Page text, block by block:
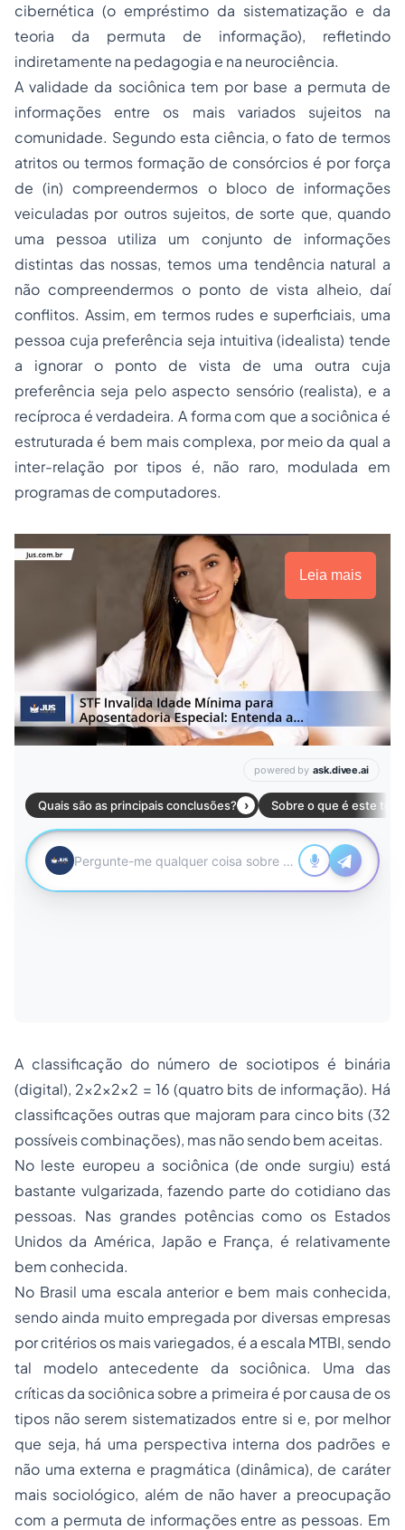
cibernética (o empréstimo da sistematização e da
teoria da permuta de informação), refletindo
indiretamente na pedagogia e na neurociência.
A validade da sociônica tem por base a permuta de
informações entre os mais variados sujeitos na
comunidade. Segundo esta ciência, o fato de termos
atritos ou termos formação de consórcios é por força
de (in) compreendermos o bloco de informações
veiculadas por outros sujeitos, de sorte que, quando
uma pessoa utiliza um conjunto de informações
distintas das nossas, temos uma tendência natural a
não compreendermos o ponto de vista alheio, daí
conflitos. Assim, em termos rudes e superficiais, uma
pessoa cuja preferência seja intuitiva (idealista) tende
a ignorar o ponto de vista de uma outra cuja
preferência seja pelo aspecto sensório (realista), e a
recíproca é verdadeira. A forma com que a sociônica é
estruturada é bem mais complexa, por meio da qual a
inter-relação por tipos é, não raro, modulada em
programas de computadores.
Leia mais
A classificação do número de sociotipos é binária
(digital), 2x2x2x2 = 16 (quatro bits de informação). Há
classificações outras que majoram para cinco bits (32
possíveis combinações), mas não sendo bem aceitas.
No leste europeu a sociônica (de onde surgiu) está
bastante vulgarizada, fazendo parte do cotidiano das
pessoas. Nas grandes potências como os Estados
Unidos da América, Japão e França, é relativamente
bem conhecida.
No Brasil uma escala anterior e bem mais conhecida,
sendo ainda muito empregada por diversas empresas
por critérios os mais variegados, é a escala MTBI, sendo
tal modelo antecedente da sociônica. Uma das
críticas da sociônica sobre a primeira é por causa de os
tipos não serem sistematizados entre si e, por melhor
que seja, há uma perspectiva interna dos padrões e
não uma externa e pragmática (dinâmica), de caráter
mais sociológico, além de não haver a preocupação
com a permuta de informações entre as pessoas. Em